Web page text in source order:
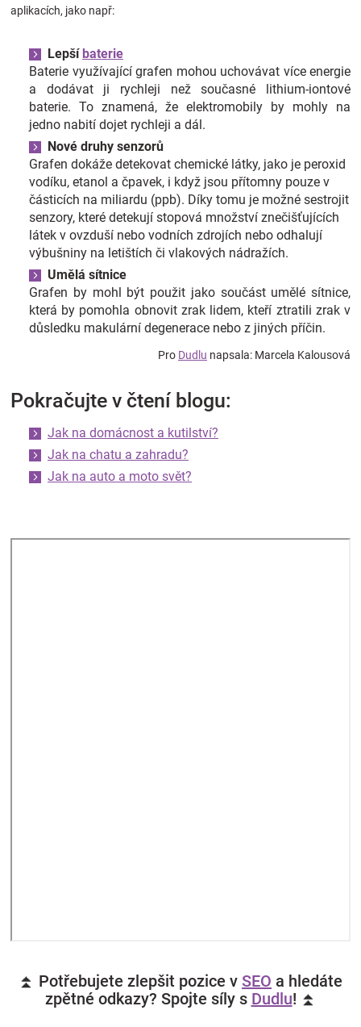
aplikacích, jako např:
Lepší baterie
Baterie využívající grafen mohou uchovávat více energie
a dodávat ji rychleji než současné lithium-iontové
baterie. To znamená, že elektromobily by mohly na
jedno nabití dojet rychleji a dál.
Nové druhy senzorů
Grafen dokáže detekovat chemické látky, jako je peroxid
vodíku, etanol a čpavek, i když jsou přítomny pouze v
částicích na miliardu (ppb). Díky tomu je možné sestrojit
senzory, které detekují stopová množství znečišťujících
látek v ovzduší nebo vodních zdrojích nebo odhalují
výbušniny na letištích či vlakových nádražích.
Umělá sítnice
Grafen by mohl být použit jako součást umělé sítnice,
která by pomohla obnovit zrak lidem, kteří ztratili zrak v
důsledku makulární degenerace nebo z jiných příčin.
Pro Dudlu napsala: Marcela Kalousová
Pokračujte v čtení blogu:
Jak na domácnost a kutilství?
Jak na chatu a zahradu?
Jak na auto a moto svět?
⏫ Potřebujete zlepšit pozice v SEO a hledáte
zpětné odkazy? Spojte síly s Dudlu! ⏫